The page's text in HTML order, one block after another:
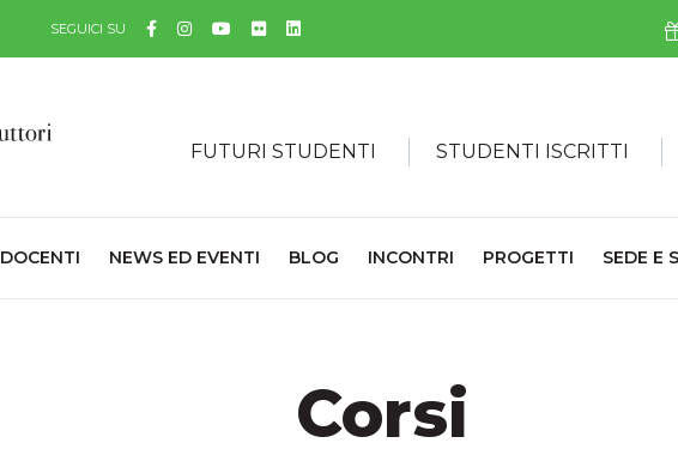
SEGUICI SU Facebook
Instagram
YouTube
Flickr
FUTURI STUDENTI STUDENTI ISCRITTI
DOCENTI NEWS ED EVENTI BLOG INCONTRI PROGETTI SEDE E
Corsi